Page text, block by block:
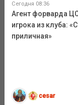
Сегодня 08:36
Агент форварда
игрока из клуба:
приличная»
cesar